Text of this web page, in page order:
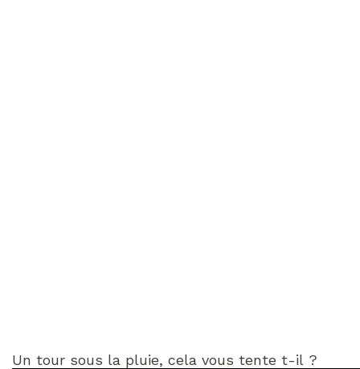
Un tour sous la pluie, cela vous tente t-il ?